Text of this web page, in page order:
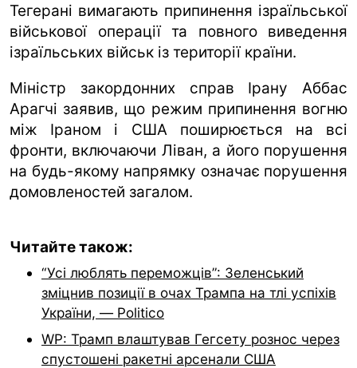
Тегерані вимагають припинення ізраїльської
військової операції та повного виведення
ізраїльських військ із території країни.
Міністр закордонних справ Ірану Аббас
Арагчі заявив, що режим припинення вогню
між Іраном і США поширюється на всі
фронти, включаючи Ліван, а його порушення
на будь-якому напрямку означає порушення
домовленостей загалом.
Читайте також:
“Усі люблять переможців”: Зеленський
зміцнив позиції в очах Трампа на тлі успіхів
України, — Politico
WP: Трамп влаштував Гегсету рознос через
спустошені ракетні арсенали США